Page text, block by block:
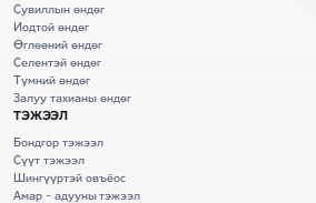
Сувиллын өндөг
Иодтой өндөг
Өглөөний өндөг
Селентэй өндөг
Түмний өндөг
Залуу тахианы өндөг
ТЭЖЭЭЛ
Бондгор тэжээл
Сүүт тэжээл
Шингүүртэй овъёос
Амар - адууны тэжээл